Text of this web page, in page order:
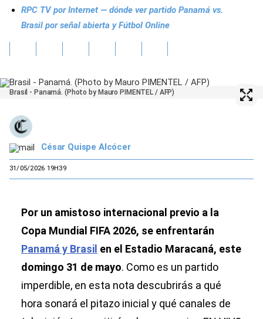
RPC TV por Internet — dónde ver partido Panamá vs.
Brasil por señal abierta y Fútbol Online
Brasil - Panamá. (Photo by Mauro PIMENTEL / AFP)
César Quispe Alcócer
31/05/2026 19H39
Por un amistoso internacional previo a la
Copa Mundial FIFA 2026, se enfrentarán
Panamá y Brasil en el Estadio Maracaná, este
domingo 31 de mayo. Como es un partido
imperdible, en esta nota descubrirás a qué
hora sonará el pitazo inicial y qué canales de